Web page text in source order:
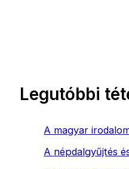
Legutóbbi
A magyar
A népdalgyűjtés